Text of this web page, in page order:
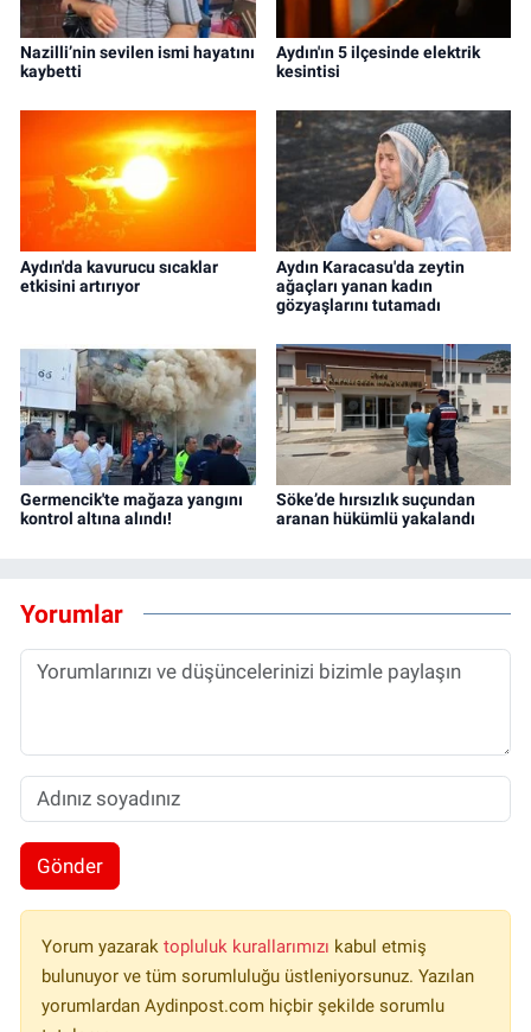
Nazilli’nin sevilen ismi hayatını
kaybetti
Aydın'ın 5 ilçesinde elektrik
kesintisi
Aydın'da kavurucu sıcaklar
etkisini artırıyor
Aydın Karacasu'da zeytin
ağaçları yanan kadın
gözyaşlarını tutamadı
Germencik'te mağaza yangını
kontrol altına alındı!
Söke’de hırsızlık suçundan
aranan hükümlü yakalandı
Yorumlar
Gönder
Yorum yazarak topluluk kurallarımızı kabul etmiş
bulunuyor ve tüm sorumluluğu üstleniyorsunuz. Yazılan
yorumlardan Aydinpost.com hiçbir şekilde sorumlu